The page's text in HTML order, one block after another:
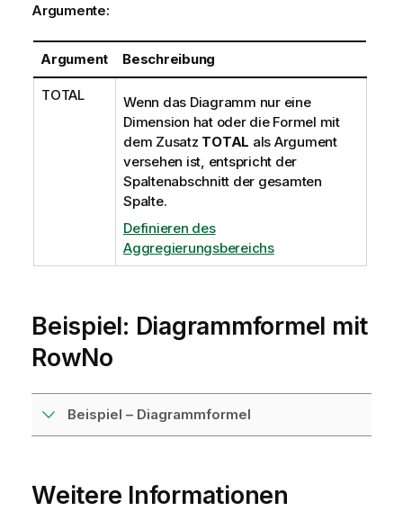
i
s
Argumente:
Argument Beschreibung
TOTAL
Wenn das Diagramm nur eine
Dimension hat oder die Formel mit
dem Zusatz TOTAL als Argument
versehen ist, entspricht der
Spaltenabschnitt der gesamten
Spalte.
Definieren des
Aggregierungsbereichs
Beispiel: Diagrammformel mit
RowNo
Beispiel – Diagrammformel
Weitere Informationen